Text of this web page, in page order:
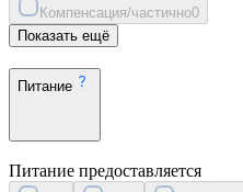
Компенсация/частично0
Показать ещё
Питание
Питание предоставляется